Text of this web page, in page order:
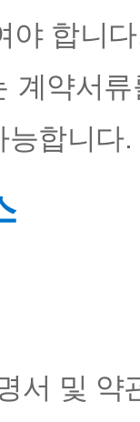
야 합니
계약서
능합니다
서 및 약